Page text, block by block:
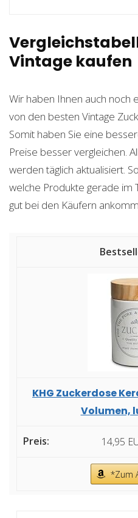
Vintage kaufen
Wir haben Ihnen auch noch
von den besten Vintage
Somit haben Sie eine
Preise besser vergleichen.
werden täglich aktualisiert.
welche Produkte gerade im
gut bei den Käufern
KHG Zuckerdose
Volumen,
14,95
*Zum